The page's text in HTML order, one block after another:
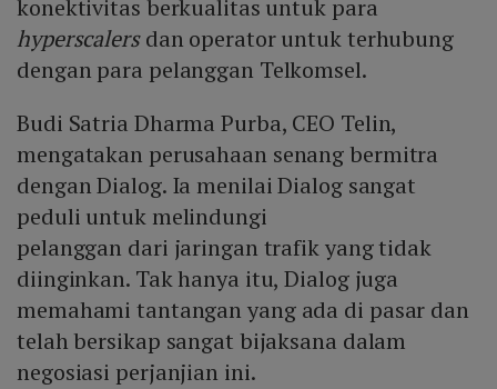
konektivitas berkualitas untuk para
hyperscalersdan operator untuk terhubung
dengan para pelanggan Telkomsel.
Budi Satria Dharma Purba, CEO Telin,
mengatakan perusahaan senang bermitra
dengan Dialog. Ia menilai Dialog sangat
peduli untuk melindungi
pelanggan dari jaringan trafik yang tidak
diinginkan. Tak hanya itu, Dialog juga
memahami tantangan yang ada di pasar dan
telah bersikap sangat bijaksana dalam
negosiasi perjanjian ini.